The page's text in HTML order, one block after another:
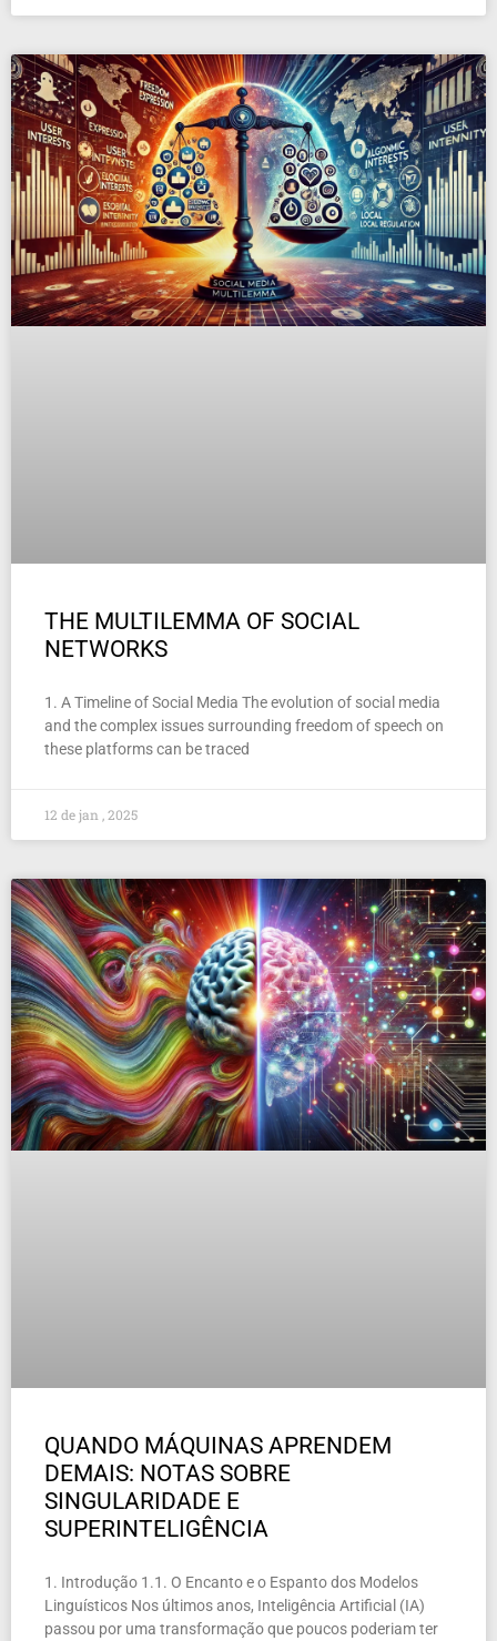
THE MULTILEMMA OF SOCIAL
NETWORKS
1. A Timeline of Social Media The evolution of social media
and the complex issues surrounding freedom of speech on
these platforms can be traced
12 de jan , 2025
QUANDO MÁQUINAS APRENDEM
DEMAIS: NOTAS SOBRE
SINGULARIDADE E
SUPERINTELIGÊNCIA
1. Introdução 1.1. O Encanto e o Espanto dos Modelos
Linguísticos Nos últimos anos, Inteligência Artificial (IA)
passou por uma transformação que poucos poderiam ter